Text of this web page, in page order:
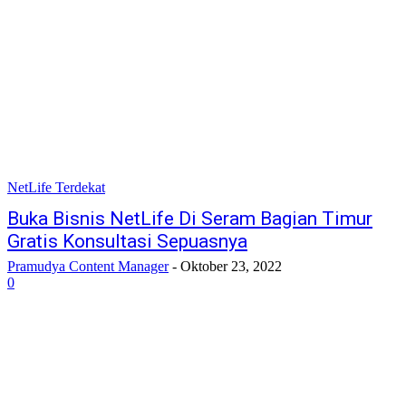
NetLife Terdekat
Buka Bisnis NetLife Di Seram Bagian Timur
Gratis Konsultasi Sepuasnya
Pramudya Content Manager - Oktober 23, 2022
0